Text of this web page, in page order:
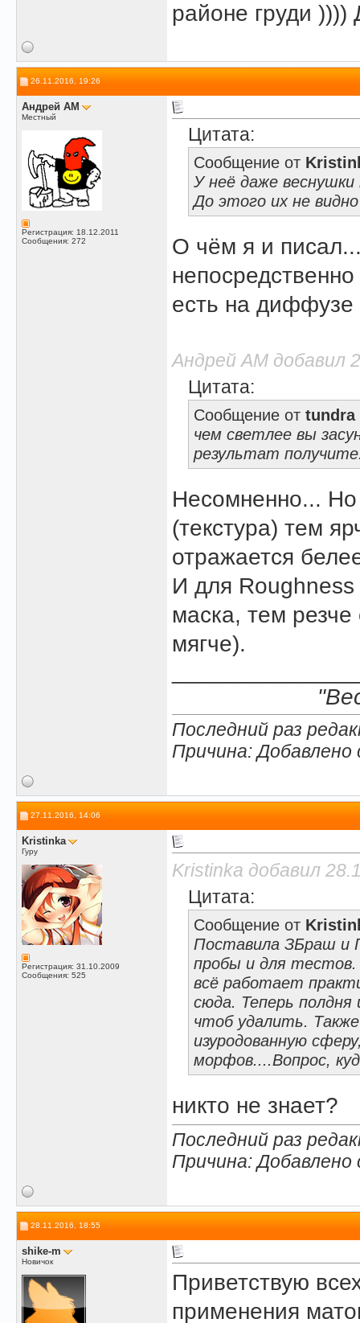
районе груди ))))
26.11.2016, 19:26
Андрей АМ
Местный
Регистрация: 18.12.2011
Сообщения: 272
Цитата:
Сообщение от
У неё даже веснушки
До этого их не
О чём я и
есть на диффузе
Андрей АМ добавил
Цитата:
Сообщение от tundra
чем светлее вы
результат
Несомненно... Но
(текстура) тем
отражается
И для
маска, тем
мягче).
Последний раз
Причина:
27.11.2016, 14:06
Kristinka
Гуру
Регистрация: 31.10.2009
Сообщения: 525
Kristinka добавил
Цитата:
Сообщение от
Поставила ЗБраш и
пробы и для тестов.
всё работает
сюда. Теперь
чтоб удалить. Также
изуродованную
морфов....Вопрос,
никто не знает?
Последний раз
Причина:
28.11.2016, 18:55
shike-m
Новичок
Приветствую
применения